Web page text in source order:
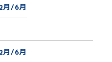
月 6月
月 6月